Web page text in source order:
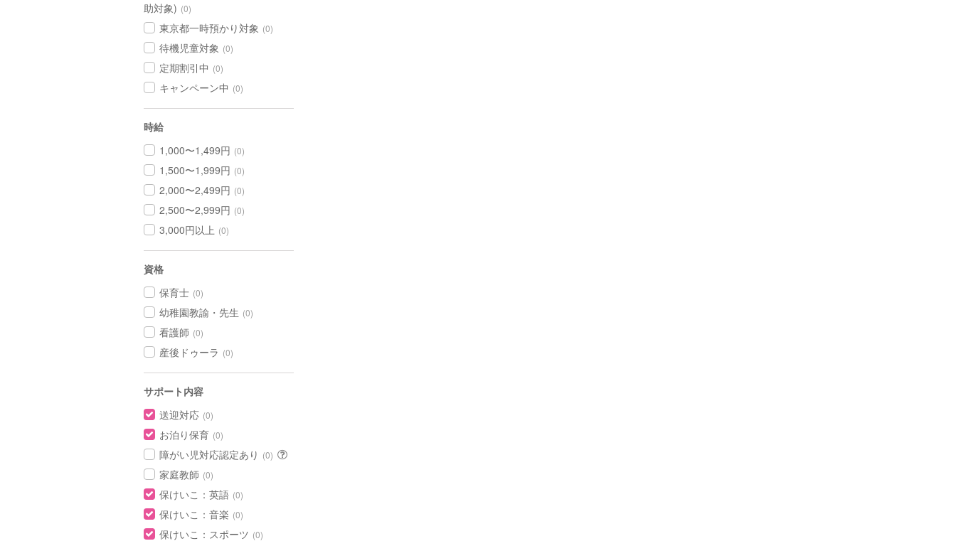
助対象) (0)
東京都一時預かり対象 (0)
待機児童対象 (0)
定期割引中 (0)
キャンペーン中 (0)
時給
1,000〜1,499円 (0)
1,500〜1,999円 (0)
2,000〜2,499円 (0)
2,500〜2,999円 (0)
3,000円以上 (0)
資格
保育士 (0)
幼稚園教諭・先生 (0)
看護師 (0)
産後ドゥーラ (0)
サポート内容
送迎対応 (0)
お泊り保育 (0)
障がい児対応認定あり (0)
家庭教師 (0)
保けいこ：英語 (0)
保けいこ：音楽 (0)
保けいこ：スポーツ (0)